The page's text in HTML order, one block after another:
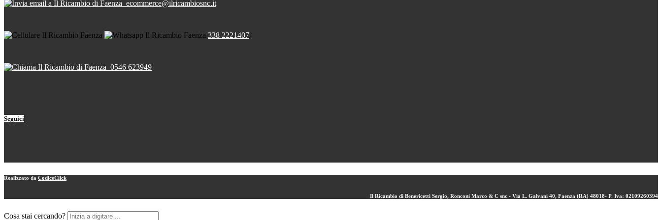
ecommerce@ilricambiosnc.it
338 2221407
0546 623949
Seguici
Realizzato da CodiceClick
Il Ricambio di Benericetti Sergio, Ronconi Marco & C snc - Via L. Galvani 40, Faenza (RA) 48018- P. Iva: 02109260394
Cosa stai cercando?